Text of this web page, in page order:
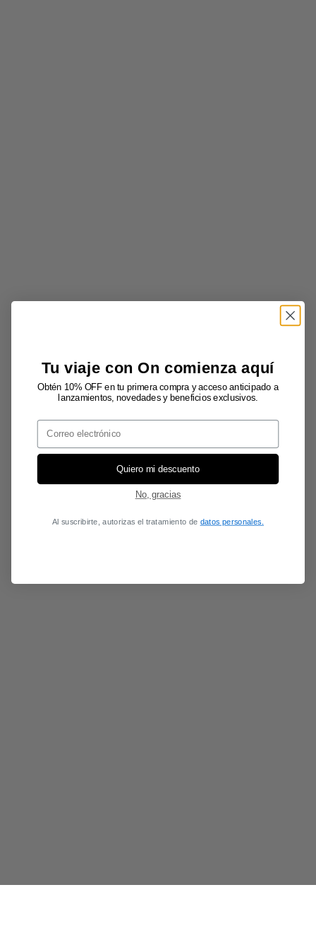
Tu viaje con On comienza aquí
Obtén 10% OFF en tu primera compra y acceso anticipado a
lanzamientos, novedades y beneficios exclusivos.
Email
Quiero mi descuento
No, gracias
Al suscribirte, autorizas el tratamiento de datos personales.